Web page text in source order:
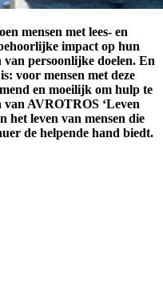
mensen met lees- en
impact op hun
persoonlijke doelen. En
voor mensen met deze
en moeilijk om hulp te
AVROTROS ‘Leven
het leven van mensen die
de helpende hand biedt.